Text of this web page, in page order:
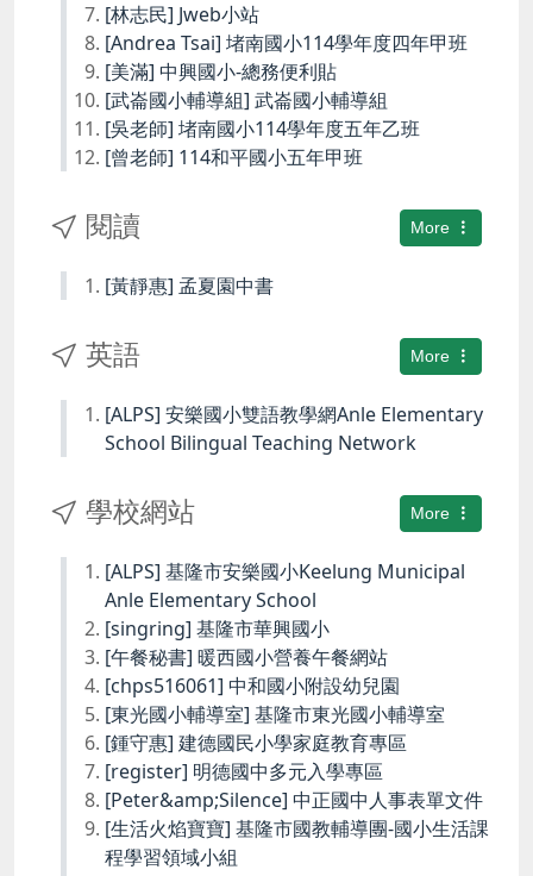
[林志民] Jweb小站
[Andrea Tsai] 堵南國小114學年度四年甲班
[美滿] 中興國小-總務便利貼
[武崙國小輔導組] 武崙國小輔導組
[吳老師] 堵南國小114學年度五年乙班
[曾老師] 114和平國小五年甲班
More
閱讀
[黃靜惠] 孟夏園中書
More
英語
[ALPS] 安樂國小雙語教學網Anle Elementary
School Bilingual Teaching Network
More
學校網站
[ALPS] 基隆市安樂國小Keelung Municipal
Anle Elementary School
[singring] 基隆市華興國小
[午餐秘書] 暖西國小營養午餐網站
[chps516061] 中和國小附設幼兒園
[東光國小輔導室] 基隆市東光國小輔導室
[鍾守惠] 建德國民小學家庭教育專區
[register] 明德國中多元入學專區
[Peter&amp;Silence] 中正國中人事表單文件
[生活火焰寶寶] 基隆市國教輔導團-國小生活課
程學習領域小組